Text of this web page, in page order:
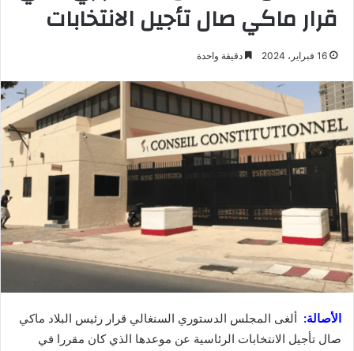
قرار ماكي صال تأجيل الانتخابات
16 فبراير، 2024 دقيقة واحدة
الأصالة: ألغى المجلس الدستوري السنغالي قرار رئيس البلاد ماكي
صال تأجيل الانتخابات الرئاسية عن موعدها الذي كان مقررا في